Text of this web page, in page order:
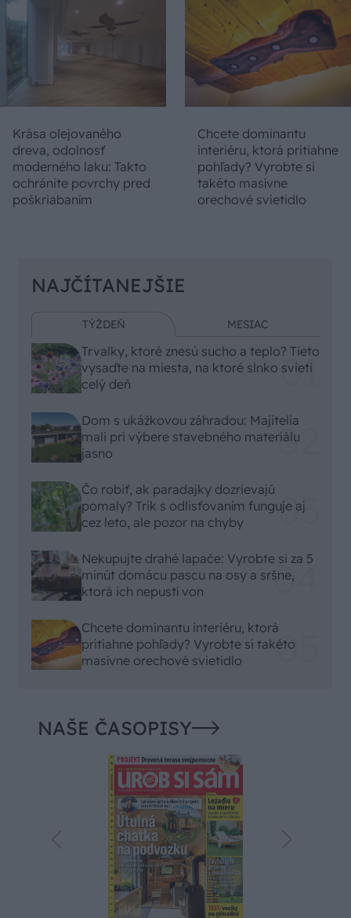
Krása olejovaného
dreva, odolnosť
moderného laku: Takto
ochránite povrchy pred
poškriabaním
Chcete dominantu
interiéru, ktorá pritiahne
pohľady? Vyrobte si
takéto masívne
orechové svietidlo
NAJČÍTANEJŠIE
TÝŽDEŇ MESIAC
Trvalky, ktoré znesú sucho a teplo? Tieto
vysaďte na miesta, na ktoré slnko svieti
celý deň
Dom s ukážkovou záhradou: Majitelia
mali pri výbere stavebného materiálu
jasno
Čo robiť, ak paradajky dozrievajú
pomaly? Trik s odlisťovaním funguje aj
cez leto, ale pozor na chyby
Nekupujte drahé lapače: Vyrobte si za 5
minút domácu pascu na osy a sršne,
ktorá ich nepustí von
Chcete dominantu interiéru, ktorá
pritiahne pohľady? Vyrobte si takéto
masívne orechové svietidlo
NAŠE ČASOPISY